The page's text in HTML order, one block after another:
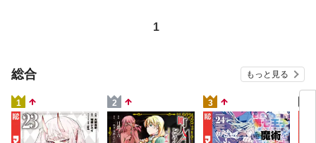
1
総合 もっと見る
1 2 3